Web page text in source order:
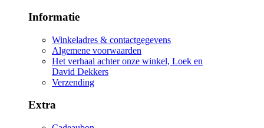
Informatie
Winkeladres & contactgegevens
Algemene voorwaarden
Het verhaal achter onze winkel, Loek en
David Dekkers
Verzending
Extra